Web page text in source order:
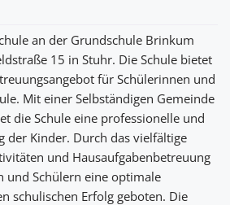
an der Grundschule Brinkum
15 in Stuhr. Die Schule bietet
für Schülerinnen und
Mit einer Selbständigen Gemeinde
die Schule eine professionelle und
der Kinder. Durch das vielfältige
und Hausaufgabenbetreuung
und Schülern eine optimale
schulischen Erfolg geboten. Die